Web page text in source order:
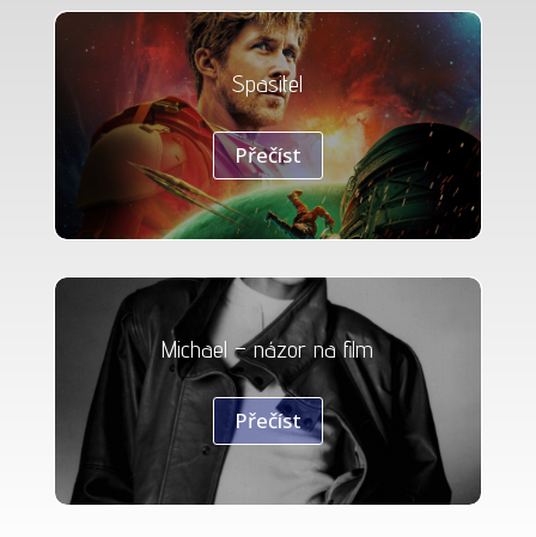
Spasitel
Přečíst
Michael – názor na film
Přečíst